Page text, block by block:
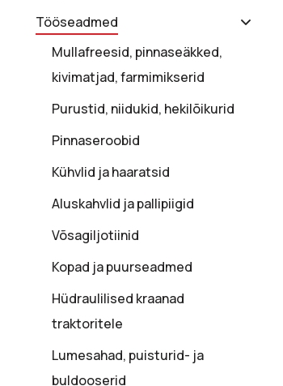
Tööseadmed
Mullafreesid, pinnaseäkked,
kivimatjad, farmimikserid
Purustid, niidukid, hekilõikurid
Pinnaseroobid
Kühvlid ja haaratsid
Aluskahvlid ja pallipiigid
Võsagiljotiinid
Kopad ja puurseadmed
Hüdraulilised kraanad
traktoritele
Lumesahad, puisturid- ja
buldooserid